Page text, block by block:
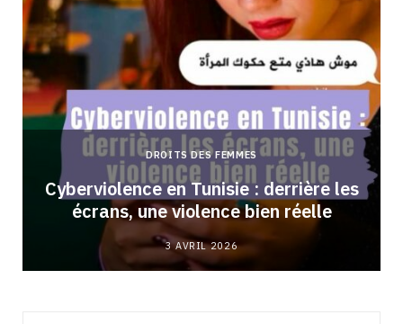
DROITS DES FEMMES
Cyberviolence en Tunisie : derrière les
écrans, une violence bien réelle
3 AVRIL 2026